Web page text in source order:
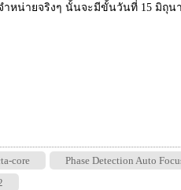
ำหน่ายจริงๆ นั้นจะมีขั้นวันที่ 15 มิถุน
core
Phase Detection Auto